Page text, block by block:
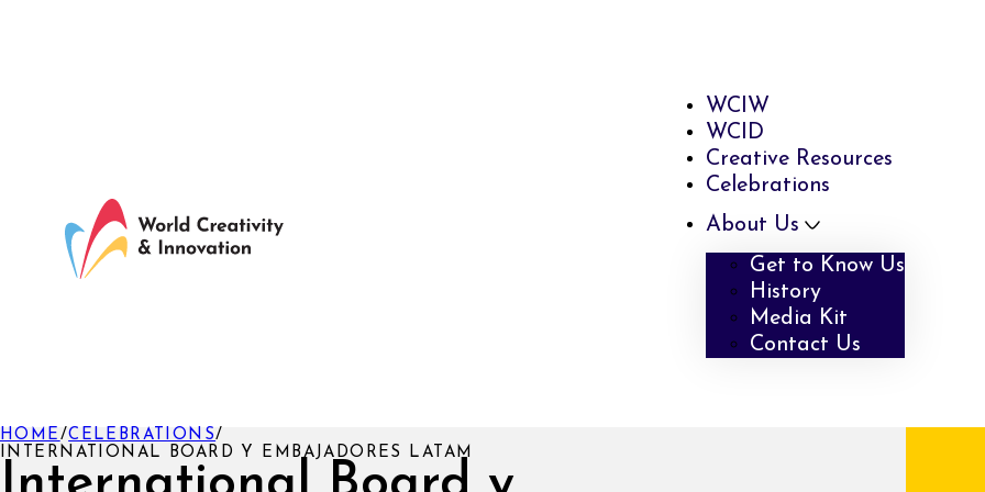
WCIW
WCID
Creative Resources
Celebrations
About Us
Get to Know Us
History
Media Kit
Contact Us
HOME /CELEBRATIONS/
INTERNATIONAL BOARD Y EMBAJADORES LATAM